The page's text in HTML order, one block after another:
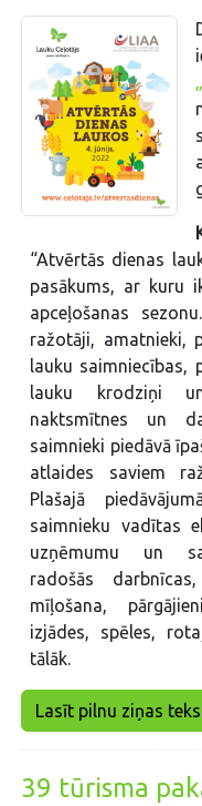
“Atvērtās dienas
pasākums, ar kuru
apceļošanas
ražotāji, amatnieki,
lauku saimniecības,
lauku krodziņi
naktsmītnes un
saimnieki piedāvā
atlaides saviem
Plašajā
saimnieku vadītas
uzņēmumu un
radošās
mīļošana,
izjādes, spēles,
tālāk.
Lasīt pilnu ziņas
39 tūrisma